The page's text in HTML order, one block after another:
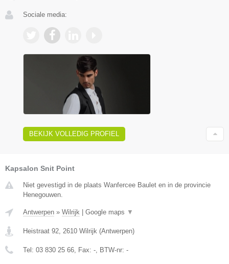
Sociale media:
BEKIJK VOLLEDIG PROFIEL
Kapsalon Snit Point
Niet gevestigd in de plaats Wanfercee Baulet en in de provincie
Henegouwen.
Antwerpen » Wilrijk | Google maps ▼
Heistraat 92 2610 Wilrijk (Antwerpen)
Tel: 03 830 25 66 , Fax: - , BTW-nr: -